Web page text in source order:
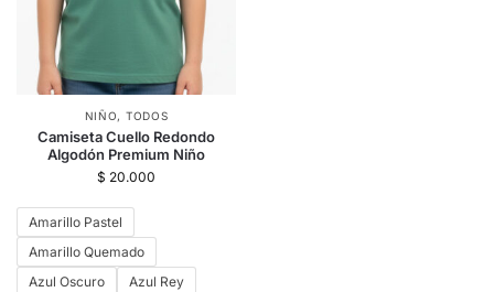
NIÑO, TODOS
Camiseta Cuello Redondo
Algodón Premium Niño
$ 20.000
Amarillo Pastel
Amarillo Quemado
Azul Oscuro
Azul Rey